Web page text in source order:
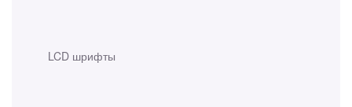
LCD шрифты